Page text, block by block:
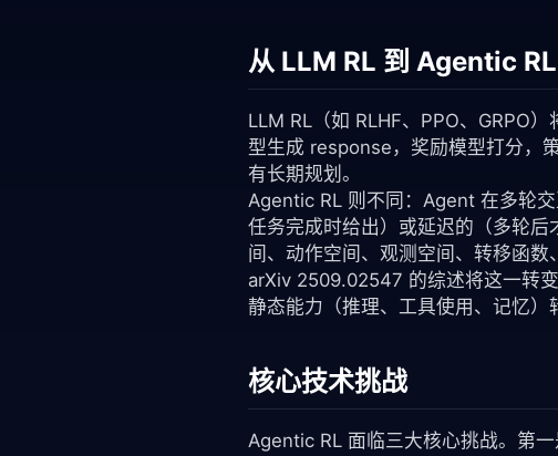
从 LLM RL 到 Agentic
LLM RL（如 RLHF、PPO、GRPO
型生成 response，奖励模型打分，
有长期规划。
Agentic RL 则不同：Agent 在多轮
任务完成时给出）或延迟的（多轮
间、动作空间、观测空间、转移函数
arXiv 2509.02547 的综述将这一转
静态能力（推理、工具使用、记忆）
核心技术挑战
Agentic RL 面临三大核心挑战。第